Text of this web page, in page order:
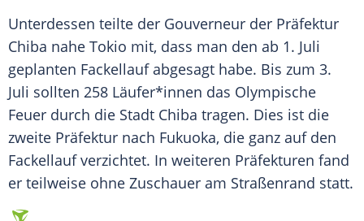
Unterdessen teilte der Gouverneur der Präfektur
Chiba nahe Tokio mit, dass man den ab 1. Juli
geplanten Fackellaufabgesagt habe. Bis zum 3.
Juli sollten 258 Läufer*innen das Olympische
Feuer durch die Stadt Chiba tragen. Dies ist die
zweite Präfektur nach Fukuoka, die ganz auf den
Fackellaufverzichtet. In weiteren Präfekturen fand
er teilweise ohne Zuschauer am Straßenrand statt.